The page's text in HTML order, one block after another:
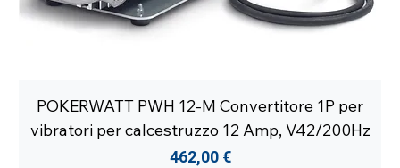
POKERWATT PWH 12-M Convertitore 1P per
vibratori per calcestruzzo 12 Amp, V42/200Hz
Prezzo
462,00 €